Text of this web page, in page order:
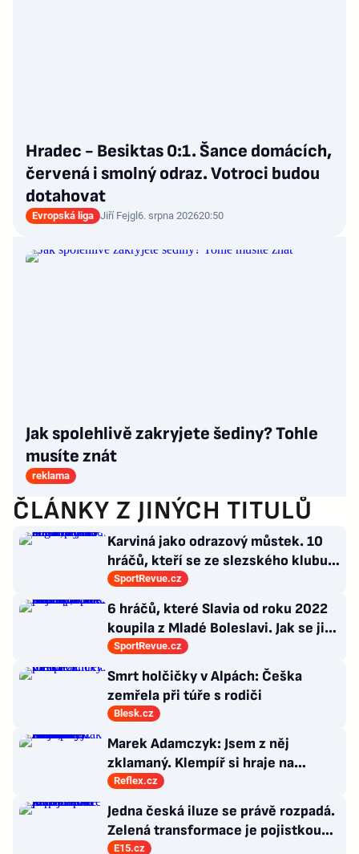
Hradec - Besiktas 0:1. Šance domácích,
červená i smolný odraz. Votroci budou
dotahovat
Evropská liga Jiří Fejgl 6. srpna 202620:50
Jak spolehlivě zakryjete šediny? Tohle
musíte znát
reklama
ČLÁNKY Z JINÝCH TITULŮ
Karviná jako odrazový můstek. 10
hráčů, kteří se ze slezského klubu
probili k lukrativnímu angažmá
SportRevue.cz
6 hráčů, které Slavia od roku 2022
koupila z Mladé Boleslavi. Jak se jim
po přestupu do Edenu vedlo?
SportRevue.cz
Smrt holčičky v Alpách: Češka
zemřela při túře s rodiči
Blesk.cz
Marek Adamczyk: Jsem z něj
zklamaný. Klempíř si hraje na
ministra. Nestačí se tak tvářit, musí
zamakat
Reflex.cz
Jedna česká iluze se právě rozpadá.
Zelená transformace je pojistkou
proti chaosu
E15.cz